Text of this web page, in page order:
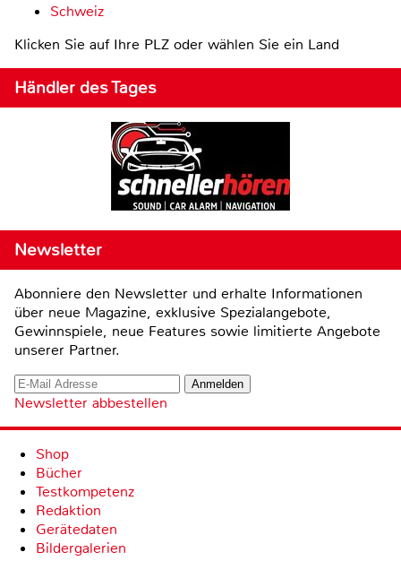
Schweiz
Klicken Sie auf Ihre PLZ oder wählen Sie ein Land
Händler des Tages
Newsletter
Abonniere den Newsletter und erhalte Informationen
über neue Magazine, exklusive Spezialangebote,
Gewinnspiele, neue Features sowie limitierte Angebote
unserer Partner.
Newsletter abbestellen
Shop
Bücher
Testkompetenz
Redaktion
Gerätedaten
Bildergalerien